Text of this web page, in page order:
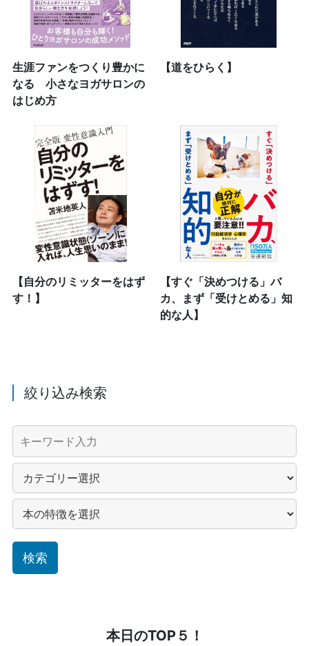
生涯ファンをつくり豊かに
なる 小さなヨガサロンの
はじめ方
【道をひらく】
【自分のリミッターをはず
す！】
【すぐ「決めつける」バ
カ、まず「受けとめる」知
的な人】
絞り込み検索
本日のTOP５！